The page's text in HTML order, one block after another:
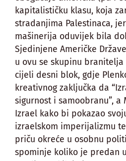
kapitalističku klasu, koja
stradanjima Palestinaca,
mašinerija oduvijek bila
Sjedinjene Američke
u ovu se skupinu
cijeli desni blok, gdje
kreativnog zaključka da
sigurnost i samoobranu”,
Izrael kako bi pokazao
izraelskom imperijalizmu
priču okreće u osobnu
spominje koliko je predan